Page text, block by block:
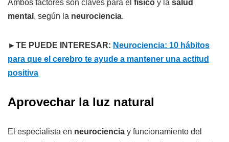
Ambos factores son claves para el físico y la salud
mental , según la neurociencia.
►TE PUEDE INTERESAR: Neurociencia: 10 hábitos
para que el cerebro te ayude a mantener una actitud
positiva
Aprovechar la luz natural
El especialista en neurociencia y funcionamiento del